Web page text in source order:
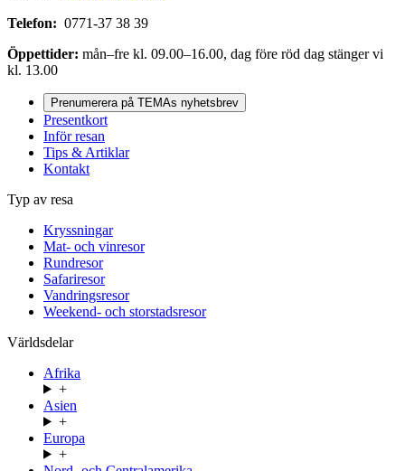
Telefon: 0771-37 38 39
Öppettider: mån–fre kl. 09.00–16.00, dag före röd dag stänger vi
kl. 13.00
Prenumerera på TEMAs nyhetsbrev
Presentkort
Inför resan
Tips & Artiklar
Kontakt
Typ av resa
Kryssningar
Mat- och vinresor
Rundresor
Safariresor
Vandringsresor
Weekend- och storstadsresor
Världsdelar
Afrika
+
Asien
+
Europa
+